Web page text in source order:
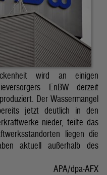
wird an einigen
EnBW derzeit
Der Wassermangel
jetzt deutlich in den
nieder, teilte das
liegen die
aktuell außerhalb des
APA/dpa-AFX